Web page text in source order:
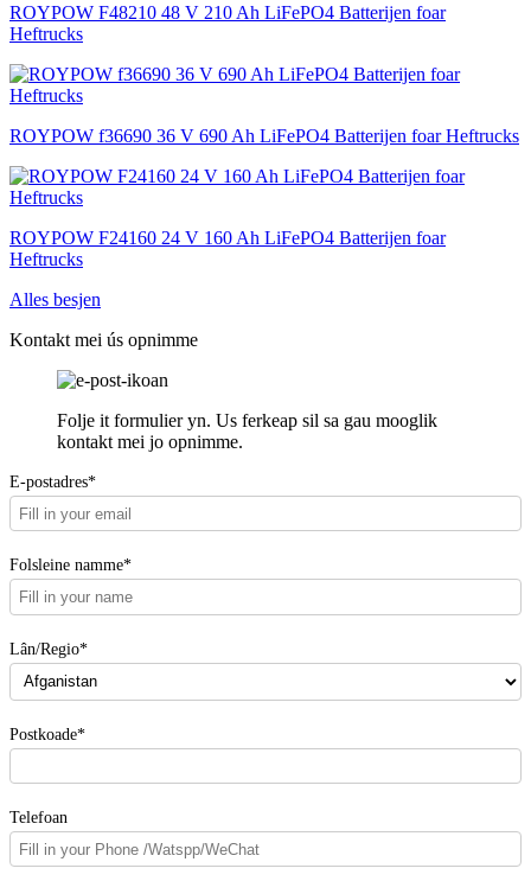
ROYPOW F48210 48 V 210 Ah LiFePO4 Batterijen foar
Heftrucks
ROYPOW f36690 36 V 690 Ah LiFePO4 Batterijen foar Heftrucks
ROYPOW F24160 24 V 160 Ah LiFePO4 Batterijen foar
Heftrucks
Alles besjen
Kontakt mei ús opnimme
Folje it formulier yn. Us ferkeap sil sa gau mooglik
kontakt mei jo opnimme.
E-postadres*
Folsleine namme*
Lân/Regio*
Postkoade*
Telefoan